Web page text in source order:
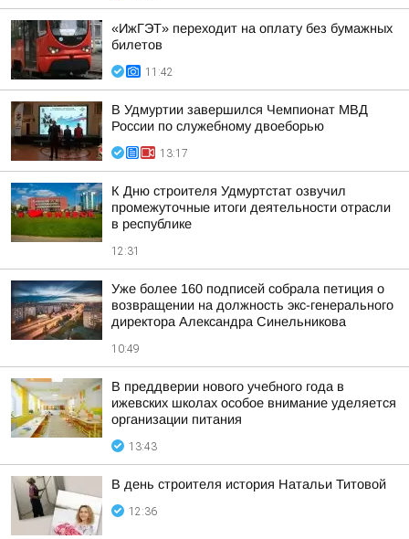
«ИжГЭТ» переходит на оплату без бумажных
билетов
11:42
В Удмуртии завершился Чемпионат МВД
России по служебному двоеборью
13:17
К Дню строителя Удмуртстат озвучил
промежуточные итоги деятельности отрасли
в республике
12:31
Уже более 160 подписей собрала петиция о
возвращении на должность экс-генерального
директора Александра Синельникова
10:49
В преддверии нового учебного года в
ижевских школах особое внимание уделяется
организации питания
13:43
В день строителя история Натальи Титовой
12:36